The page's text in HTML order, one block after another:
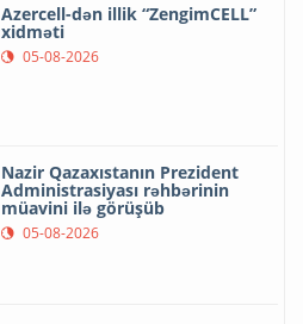
Azercell-dən illik “ZengimCELL”
xidməti
05-08-2026
Nazir Qazaxıstanın Prezident
Administrasiyası rəhbərinin
müavini ilə görüşüb
05-08-2026